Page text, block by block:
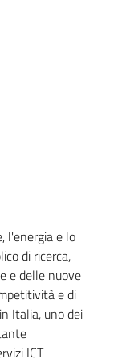
l'energia e lo
di ricerca,
e delle nuove
e di
Italia, uno dei
ICT